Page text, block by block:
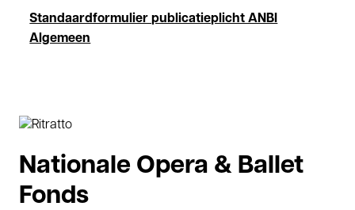
Standaardformulier publicatieplicht ANBI
Algemeen
Nationale Opera & Ballet
Fonds